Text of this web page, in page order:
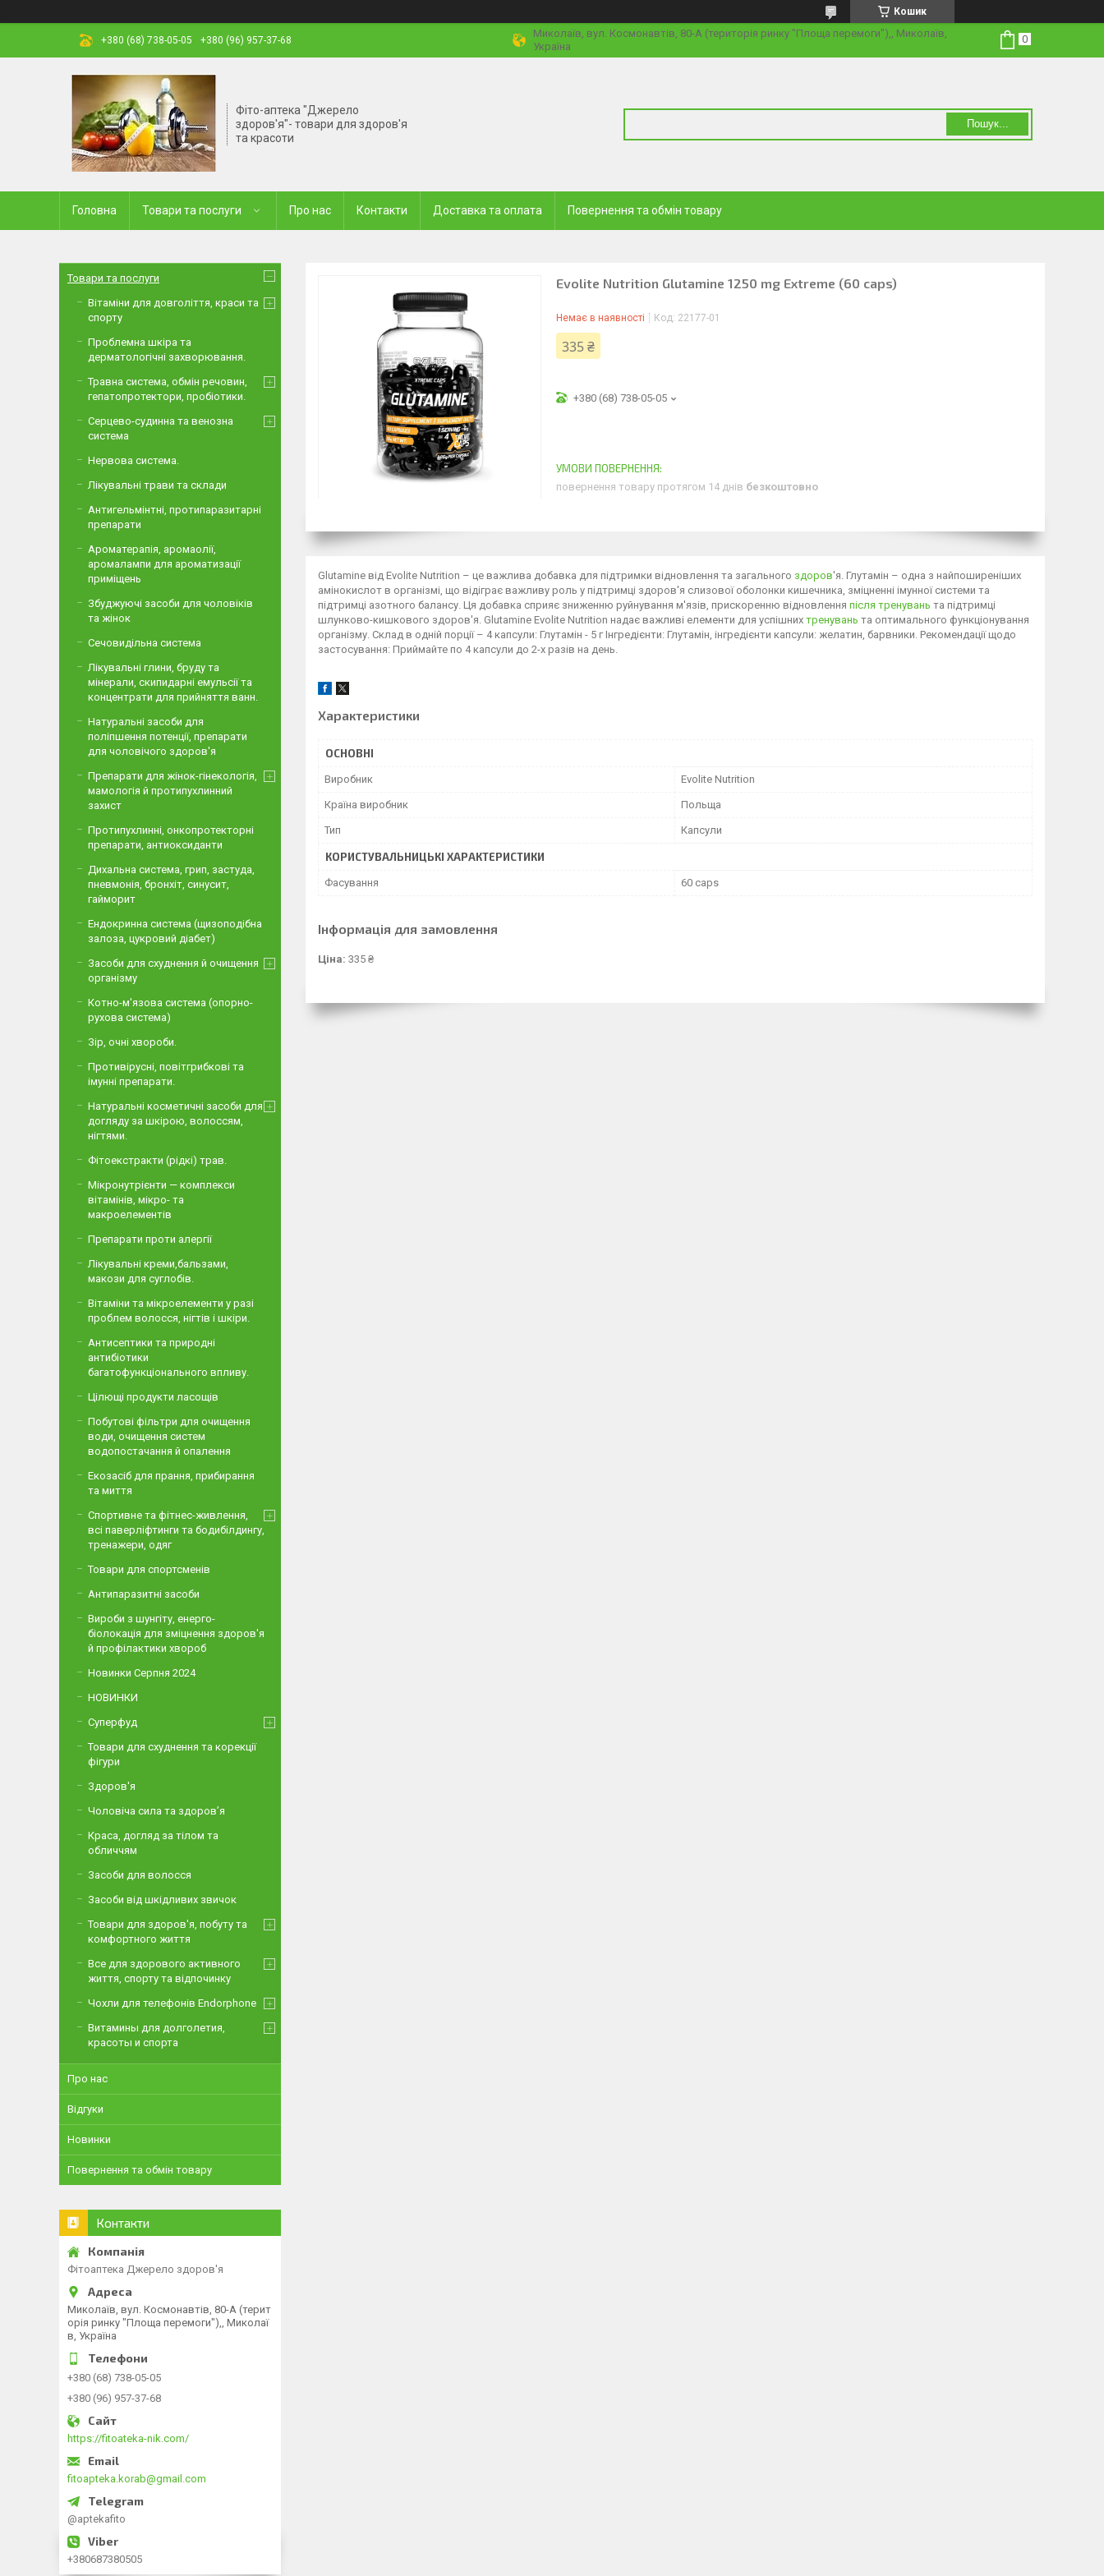
Кошик
+380 (68) 738-05-05 +380 (96) 957-37-68
Миколаїв, вул. Космонавтів, 80-А (територія ринку "Площа перемоги"),, Миколаїв,
Україна
Фіто-аптека "Джерело
здоров'я"- товари для здоров'я
та красоти
Пошук...
Головна Товари та послуги Про нас Контакти Доставка та оплата Повернення та обмін товару
Evolite Nutrition Glutamine 1250 mg Extreme (60 caps)
Немає в наявності Код: 22177-01
335 ₴
+380 (68) 738-05-05
повернення товару протягом 14 днів безкоштовно
Glutamine від Evolite Nutrition – це важлива добавка для підтримки відновлення та загального здоров'я. Глутамін – одна з найпоширеніших
амінокислот в організмі, що відіграє важливу роль у підтримці здоров'я слизової оболонки кишечника, зміцненні імунної системи та
підтримці азотного балансу. Ця добавка сприяє зниженню руйнування м'язів, прискоренню відновлення після тренувань та підтримці
шлунково-кишкового здоров'я. Glutamine Evolite Nutrition надає важливі елементи для успішних тренувань та оптимального функціонування
організму. Склад в одній порції – 4 капсули: Глутамін - 5 г Інгредієнти: Глутамін, інгредієнти капсули: желатин, барвники. Рекомендації щодо
застосування: Приймайте по 4 капсули до 2-х разів на день.
Характеристики
ОСНОВНІ
Виробник Evolite Nutrition
Країна виробник Польща
Тип Капсули
КОРИСТУВАЛЬНИЦЬКІ ХАРАКТЕРИСТИКИ
Фасування 60 caps
Інформація для замовлення
Ціна: 335 ₴
Товари та послуги
Вітаміни для довголіття, краси та
спорту
Проблемна шкіра та
дерматологічні захворювання.
Травна система, обмін речовин,
гепатопротектори, пробіотики.
Серцево-судинна та венозна
система
Нервова система.
Лікувальні трави та склади
Антигельмінтні, протипаразитарні
препарати
Ароматерапія, аромаолії,
аромалампи для ароматизації
приміщень
Збуджуючі засоби для чоловіків
та жінок
Сечовидільна система
Лікувальні глини, бруду та
мінерали, скипидарні емульсії та
концентрати для прийняття ванн.
Натуральні засоби для
поліпшення потенції, препарати
для чоловічого здоров'я
Препарати для жінок-гінекологія,
мамологія й протипухлинний
захист
Протипухлинні, онкопротекторні
препарати, антиоксиданти
Дихальна система, грип, застуда,
пневмонія, бронхіт, синусит,
гайморит
Ендокринна система (щизоподібна
залоза, цукровий діабет)
Засоби для схуднення й очищення
організму
Котно-м'язова система (опорно-
рухова система)
Зір, очні хвороби.
Противірусні, повітгрибкові та
імунні препарати.
Натуральні косметичні засоби для
догляду за шкірою, волоссям,
нігтями.
Фітоекстракти (рідкі) трав.
Мікронутрієнти — комплекси
вітамінів, мікро- та
макроелементів
Препарати проти алергії
Лікувальні креми,бальзами,
макози для суглобів.
Вітаміни та мікроелементи у разі
проблем волосся, нігтів і шкіри.
Антисептики та природні
антибіотики
багатофункціонального впливу.
Цілющі продукти ласощів
Побутові фільтри для очищення
води, очищення систем
водопостачання й опалення
Екозасіб для прання, прибирання
та миття
Спортивне та фітнес-живлення,
всі паверліфтинги та бодибілдингу,
тренажери, одяг
Товари для спортсменів
Антипаразитні засоби
Вироби з шунгіту, енерго-
біолокація для зміцнення здоров'я
й профілактики хвороб
Новинки Серпня 2024
НОВИНКИ
Суперфуд
Товари для схуднення та корекції
фігури
Здоров'я
Чоловіча сила та здоров’я
Краса, догляд за тілом та
обличчям
Засоби для волосся
Засоби від шкідливих звичок
Товари для здоров'я, побуту та
комфортного життя
Все для здорового активного
життя, спорту та відпочинку
Чохли для телефонів Endorphone
Витамины для долголетия,
красоты и спорта
Про нас
Відгуки
Новинки
Повернення та обмін товару
Контакти
Фітоаптека Джерело здоров'я
Миколаїв, вул. Космонавтів, 80-А (терит
орія ринку "Площа перемоги"),, Миколаї
в, Україна
+380 (68) 738-05-05
+380 (96) 957-37-68
https://fitoateka-nik.com/
fitoapteka.korab@gmail.com
@aptekafito
+380687380505